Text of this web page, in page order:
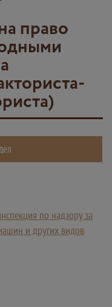
право
по надзору за
и других видов